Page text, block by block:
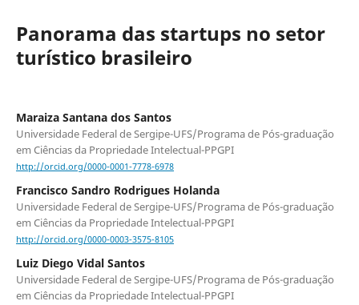
Panorama das startups no setor
turístico brasileiro
Maraiza Santana dos Santos
Universidade Federal de Sergipe-UFS/Programa de Pós-graduação
em Ciências da Propriedade Intelectual-PPGPI
http://orcid.org/0000-0001-7778-6978
Francisco Sandro Rodrigues Holanda
Universidade Federal de Sergipe-UFS/Programa de Pós-graduação
em Ciências da Propriedade Intelectual-PPGPI
http://orcid.org/0000-0003-3575-8105
Luiz Diego Vidal Santos
Universidade Federal de Sergipe-UFS/Programa de Pós-graduação
em Ciências da Propriedade Intelectual-PPGPI